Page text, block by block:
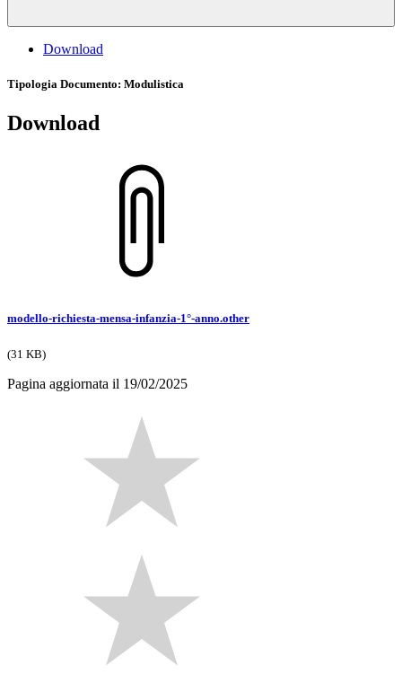
Download
Tipologia Documento: Modulistica
Download
modello-richiesta-mensa-infanzia-1°-anno.other
(31 KB)
Pagina aggiornata il 19/02/2025